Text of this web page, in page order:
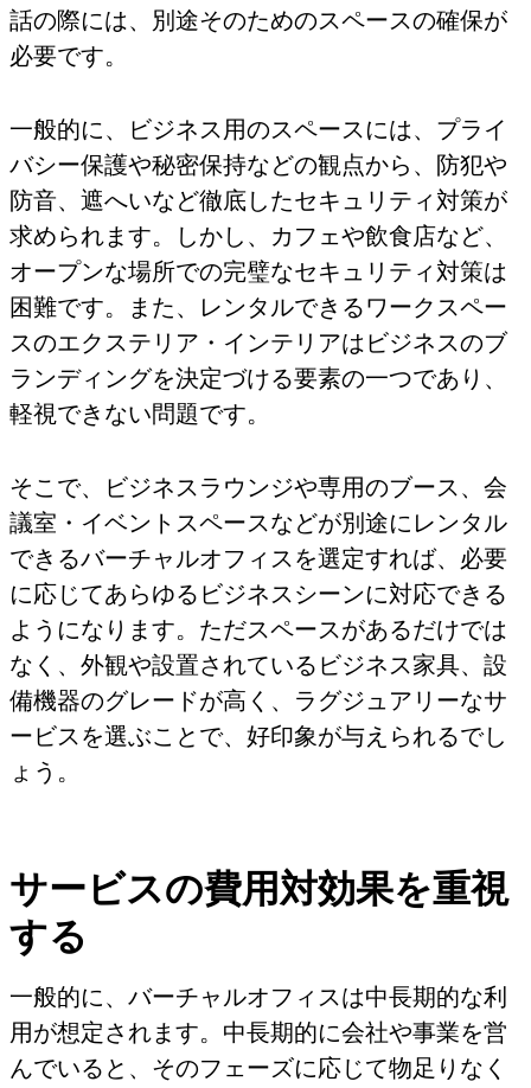
話の際には、別途そのためのスペースの確保が
必要です。
一般的に、ビジネス用のスペースには、プライ
バシー保護や秘密保持などの観点から、防犯や
防音、遮へいなど徹底したセキュリティ対策が
求められます。しかし、カフェや飲食店など、
オープンな場所での完璧なセキュリティ対策は
困難です。また、レンタルできるワークスペー
スのエクステリア・インテリアはビジネスのブ
ランディングを決定づける要素の一つであり、
軽視できない問題です。
そこで、ビジネスラウンジや専用のブース、会
議室・イベントスペースなどが別途にレンタル
できるバーチャルオフィスを選定すれば、必要
に応じてあらゆるビジネスシーンに対応できる
ようになります。ただスペースがあるだけでは
なく、外観や設置されているビジネス家具、設
備機器のグレードが高く、ラグジュアリーなサ
ービスを選ぶことで、好印象が与えられるでし
ょう。
サービスの費用対効果を重視
する
一般的に、バーチャルオフィスは中長期的な利
用が想定されます。中長期的に会社や事業を営
んでいると、そのフェーズに応じて物足りなく